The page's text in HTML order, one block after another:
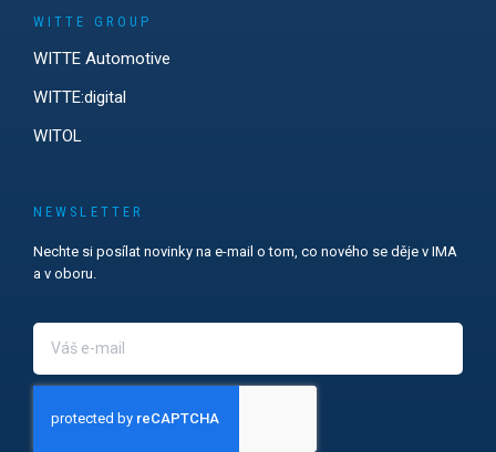
WITTE GROUP
WITTE Automotive
WITTE:digital
WITOL
NEWSLETTER
Nechte si posílat novinky na e-mail o tom, co nového se děje v IMA
a v oboru.